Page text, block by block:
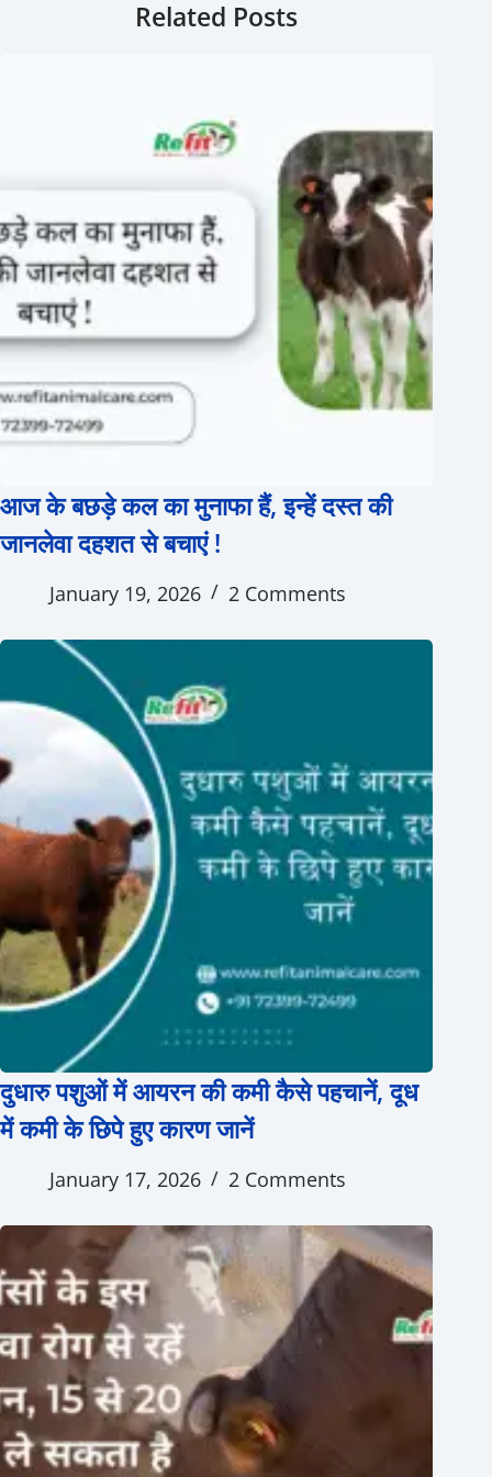
Related Posts
आज के बछड़े कल का मुनाफा हैं, इन्हें दस्त की
जानलेवा दहशत से बचाएं !
January 19, 2026 2 Comments
दुधारु पशुओं में आयरन की कमी कैसे पहचानें, दूध
में कमी के छिपे हुए कारण जानें
January 17, 2026 2 Comments